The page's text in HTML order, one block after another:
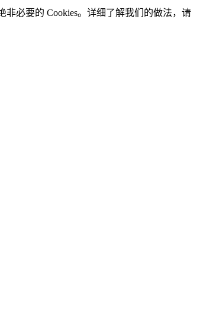
必要的 Cookies。详细了解我们的做法，请